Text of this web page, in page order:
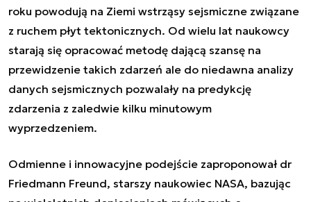
roku powodują na Ziemi wstrząsy sejsmiczne związane
z ruchem płyt tektonicznych. Od wielu lat naukowcy
starają się opracować metodę dającą szansę na
przewidzenie takich zdarzeń ale do niedawna analizy
danych sejsmicznych pozwalały na predykcję
zdarzenia z zaledwie kilku minutowym
wyprzedzeniem.
Odmienne i innowacyjne podejście zaproponował dr
Friedmann Freund, starszy naukowiec NASA, bazując